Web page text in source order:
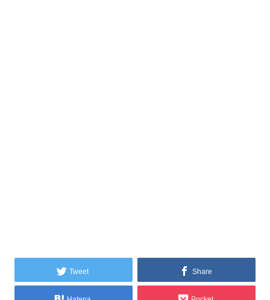
Tweet Share